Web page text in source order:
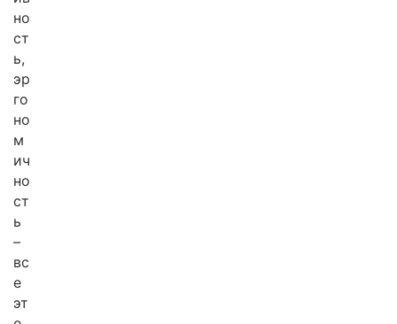
но
ст
ь,
эр
го
но
м
ич
но
ст
ь
–
вс
е
эт